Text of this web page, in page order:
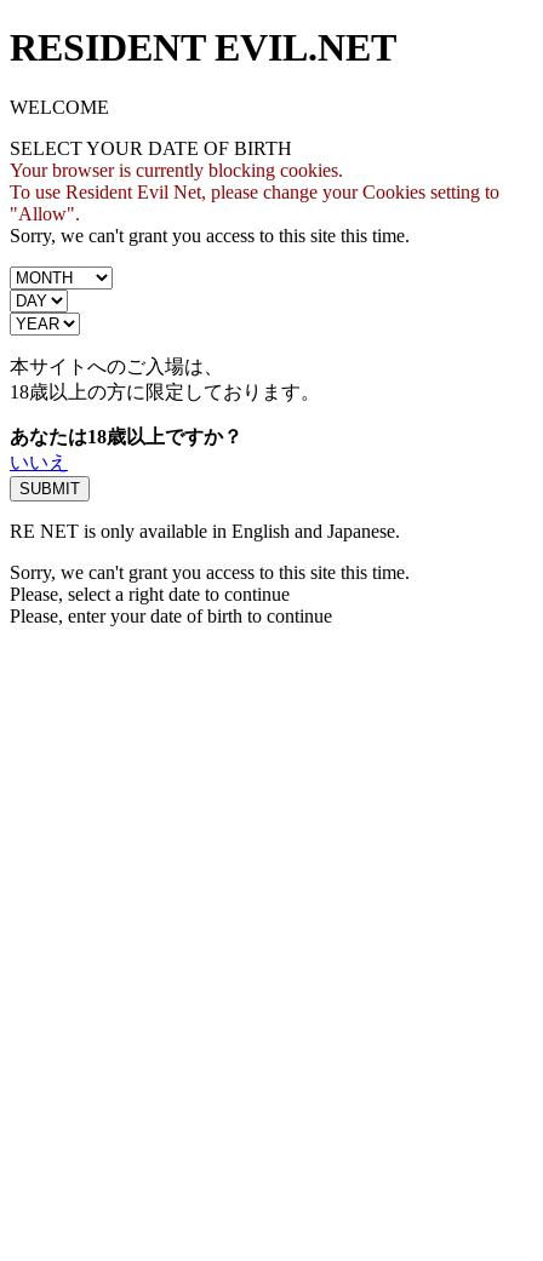
RESIDENT EVIL.NET
WELCOME
SELECT YOUR DATE OF BIRTH
Your browser is currently blocking cookies.
To use Resident Evil Net, please change your Cookies setting to
"Allow".
Sorry, we can't grant you access to this site this time.
本サイトへのご入場は、
18歳以上の方に限定しております。
あなたは18歳以上ですか？
いいえ
RE NET is only available in English and Japanese.
Sorry, we can't grant you access to this site this time.
Please, select a right date to continue
Please, enter your date of birth to continue